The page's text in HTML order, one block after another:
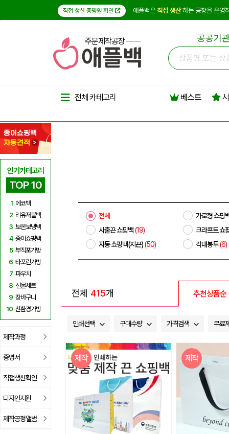
직접 생산 증명원 확인 애플백은 직접 생산하는 공장을 운영
주문제작공장 공공기
인기카테고리
TOP 10
1 에코백
2 리유저블백
3 보온보냉백
4 종이쇼핑백
5 부직포가방
6 타포린가방
7 파우치
8 선물세트
9 장바구니
10 친환경가방
제작과정
증명서
직접생산확인
디자인지원
제작공정앨범
전체 카테고리 베스트
전체
가로형 쇼핑
사출끈 쇼핑백(19)
크라프트 쇼
자동 쇼핑백(지끈)(50) 각대봉투(6)
전체 415개 추천상품순
인쇄선택 구매수량 가격검색 무료
제작 제작